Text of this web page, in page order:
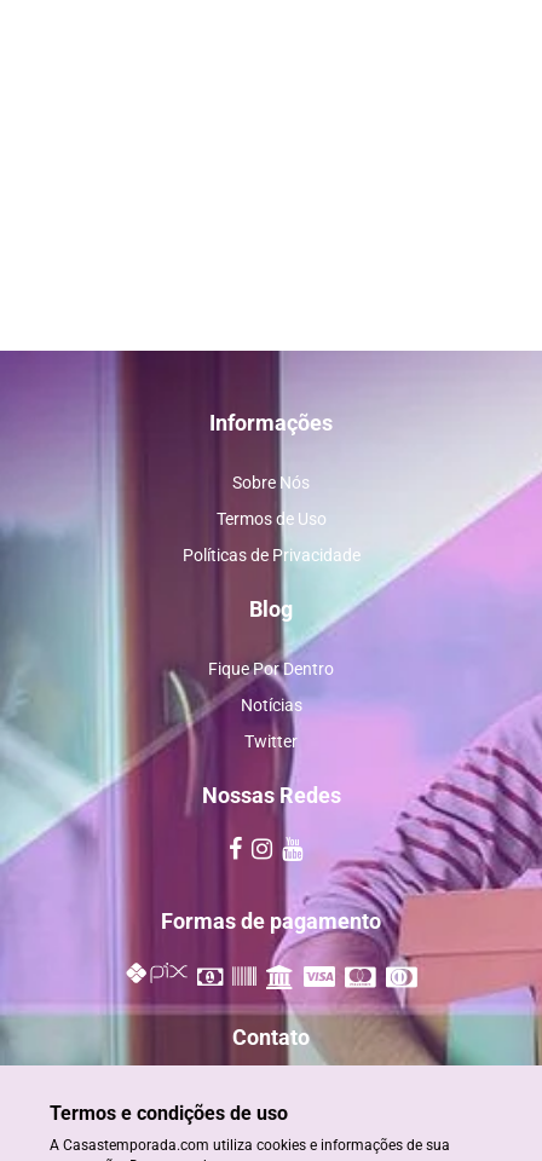
Informações
Sobre Nós
Termos de Uso
Políticas de Privacidade
Blog
Fique Por Dentro
Notícias
Twitter
Nossas Redes
Formas de pagamento
Contato
Termos e condições de uso
A Casastemporada.com utiliza cookies e informações de sua